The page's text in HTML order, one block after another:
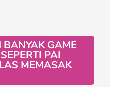
GAME
PAI
MEMASAK